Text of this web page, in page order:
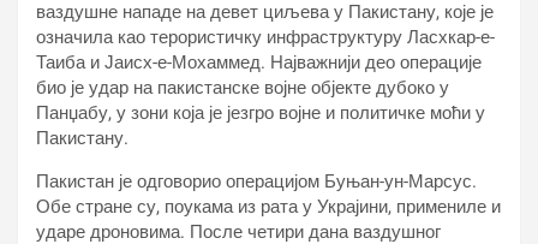
ваздушне нападе на девет циљева у Пакистану, које је
означила као терористичку инфраструктуру Ласхкар-е-
Таиба и Јаисх-е-Мохаммед. Најважнији део операције
био је удар на пакистанске војне објекте дубоко у
Панџабу, у зони која је језгро војне и политичке моћи у
Пакистану.
Пакистан је одговорио операцијом Буњан-ун-Марсус.
Обе стране су, поукама из рата у Украјини, примениле и
ударе дроновима. После четири дана ваздушног